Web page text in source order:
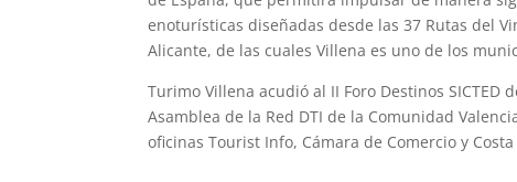
enoturísticas diseñadas desde las 37 Rutas del
Alicante, de las cuales Villena es uno de los
Turimo Villena acudió al II Foro Destinos SICTED
Asamblea de la Red DTI de la Comunidad
oficinas Tourist Info, Cámara de Comercio y